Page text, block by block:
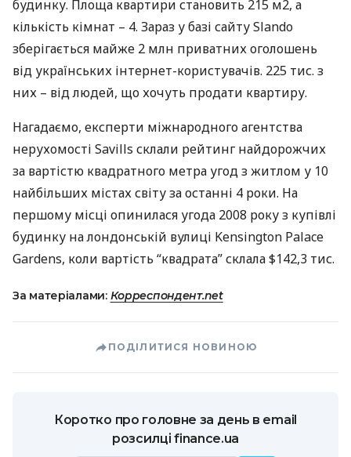
будинку. Площа квартири становить 215 м2, а
кількість кімнат – 4. Зараз у базі сайту Slando
зберігається майже 2 млн приватних оголошень
від українських інтернет-користувачів. 225 тис. з
них – від людей, що хочуть продати квартиру.
Нагадаємо, експерти міжнародного агентства
нерухомості Savills склали рейтинг найдорожчих
за вартістю квадратного метра угод з житлом у 10
найбільших містах світу за останні 4 роки. На
першому місці опинилася угода 2008 року з купівлі
будинку на лондонській вулиці Kensington Palace
Gardens, коли вартість “квадрата” склала $142,3 тис.
За матеріалами: Корреспондент.net
ПОДІЛИТИСЯ НОВИНОЮ
Коротко про головне за день в email
розсилці finance.ua